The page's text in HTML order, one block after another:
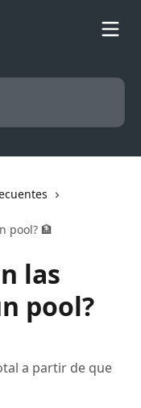
pool? 🏦
las
pool?
a partir de que